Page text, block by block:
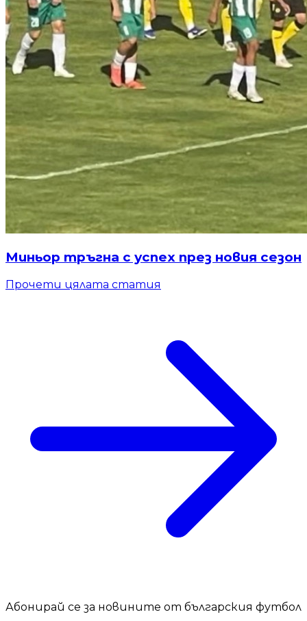
Миньор тръгна с успех през новия сезон
Прочети цялата статия
Абонирай се за новините от българския футбол